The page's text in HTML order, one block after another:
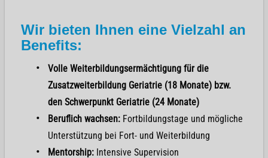
Wir bieten Ihnen eine Vielzahl an
Benefits:
Volle Weiterbildungsermächtigung für die
Zusatzweiterbildung Geriatrie (18 Monate) bzw.
den Schwerpunkt Geriatrie (24 Monate)
Beruflich wachsen: Fortbildungstage und mögliche
Unterstützung bei Fort- und Weiterbildung
Mentorship: Intensive Supervision